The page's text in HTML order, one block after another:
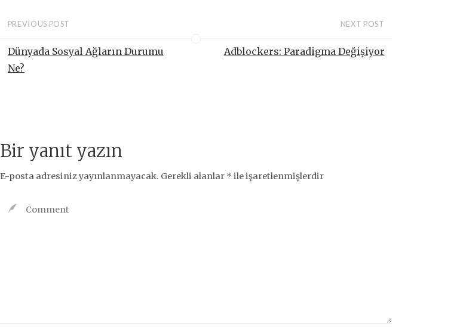
PREVIOUS POST
Dünyada Sosyal Ağların Durumu
Ne?
NEXT POST
Adblockers: Paradigma Değişiyor
Bir yanıt yazın
E-posta adresiniz yayınlanmayacak. Gerekli alanlar * ile işaretlenmişlerdir